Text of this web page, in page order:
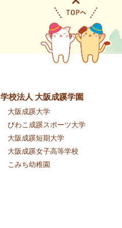
学校法人 大阪成蹊学園
大阪成蹊大学
びわこ成蹊スポーツ大学
大阪成蹊短期大学
大阪成蹊女子高等学校
こみち幼稚園